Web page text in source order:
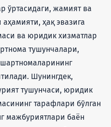
ўртасидаги, жамият ва
ҳақ эвазига
ва юридик хизматлар
тушунчалари,
Шунингдек,
тушунчаси, юридик
тарафлари бўлган
мажбуриятлари баён